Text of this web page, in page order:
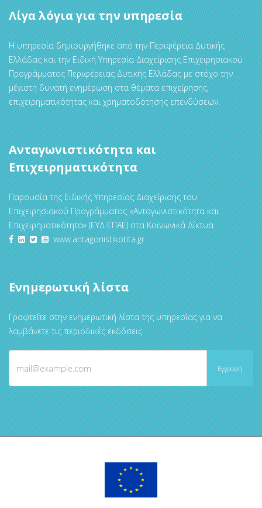
Λίγα λόγια για την υπηρεσία
Η υπηρεσία δημιουργήθηκε από την Περιφέρεια Δυτικής
Ελλάδας και την Ειδική Υπηρεσία Διαχείρισης Επιχειρησιακού
Προγράμματος Περιφέρειας Δυτικής Ελλάδας με στόχο την
μέγιστη δυνατή ενημέρωση στα θέματα επιχείρησης,
επιχειρηματικότητας και χρηματοδότησης επενδύσεων.
Ανταγωνιστικότητα και
Επιχειρηματικότητα
Παρουσία της Ειδικής Υπηρεσίας Διαχείρισης του
Επιχειρησιακού Προγράμματος «Ανταγωνιστικότητα και
Επιχειρηματικότητα» (ΕΥΔ ΕΠΑΕ) στα Κοινωνικά Δίκτυα
www.antagonistikotita.gr
Ενημερωτική λίστα
Γραφτείτε στην ενημερωτική λίστα της υπηρεσίας για να
λαμβάνετε τις περιοδικές εκδόσεις